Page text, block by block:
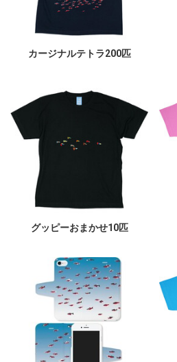
カージナルテトラ200匹
グッピーおまかせ10匹